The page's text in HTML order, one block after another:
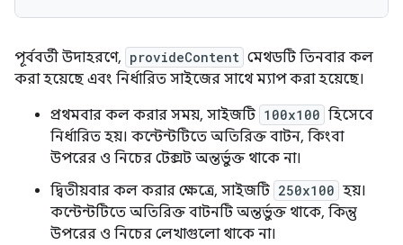
পূর্ববর্তী উদাহরণে, provideContent মেথডটি তিনবার কল
করা হয়েছে এবং নির্ধারিত সাইজের সাথে ম্যাপ করা হয়েছে।
প্রথমবার কল করার সময়, সাইজটি 100x100 হিসেবে
নির্ধারিত হয়। কন্টেন্টটিতে অতিরিক্ত বাটন, কিংবা
উপরের ও নিচের টেক্সট অন্তর্ভুক্ত থাকে না।
দ্বিতীয়বার কল করার ক্ষেত্রে, সাইজটি 250x100 হয়।
কন্টেন্টটিতে অতিরিক্ত বাটনটি অন্তর্ভুক্ত থাকে, কিন্তু
উপরের ও নিচের লেখাগুলো থাকে না।